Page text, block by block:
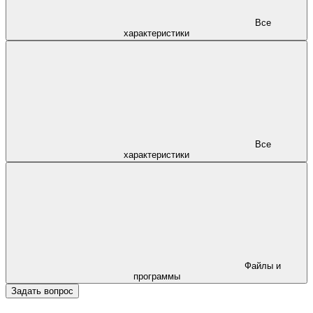
характеристики
характеристики
программы
Задать вопрос